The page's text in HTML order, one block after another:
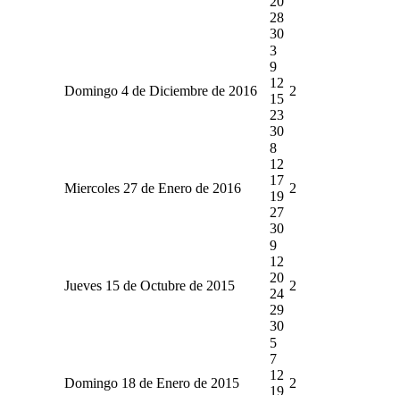
28
30
Domingo 4 de Diciembre de 2016
3
9
12
15
23
30
2
Miercoles 27 de Enero de 2016
8
12
17
19
27
30
2
Jueves 15 de Octubre de 2015
9
12
20
24
29
30
2
Domingo 18 de Enero de 2015
5
7
12
19
2